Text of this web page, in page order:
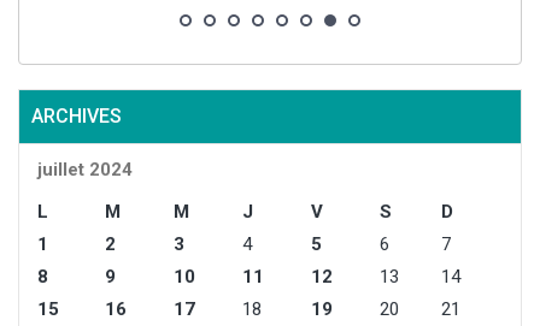
ARCHIVES
juillet 2024
L
M M J V S
D
1
2 3 4 5 6
7
8
9 10 11 12 13
14
15
16 17 18 19 20
21